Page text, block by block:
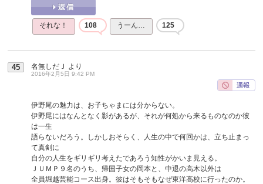
それな！ 108 うーん… 125
45 名無しだＪ より
2016年2月5日 9:42 PM
伊野尾の魅力は、お子ちゃまには分からない。
伊野尾にはなんとなく影があるが、それが何処から来るものなのか彼
は一生
語らないだろう。しかしおそらく、人生の中で何回かは、立ち止まっ
て真剣に
自分の人生をギリギリ考えたであろう知性がかいま見える。
ＪＵＭＰ９名のうち、帰国子女の岡本と、中退の高木以外は
全員堀越芸能コース出身。彼はそもそもなぜ東洋高校に行ったのか。